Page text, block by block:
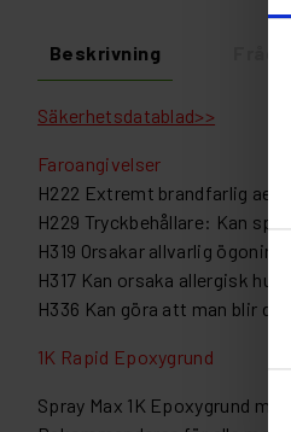
Beskrivning
Säkerhetsdatablad>>
Faroangivelser
H222 Extremt brandfarlig
H229 Tryckbehållare: Kan
H319 Orsakar allvarlig
H317 Kan orsaka allergisk
H336 Kan göra att man blir
1K Rapid Epoxygrund
Spray Max 1K Epoxygrund